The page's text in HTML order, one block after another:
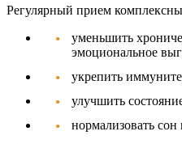
Регулярный прием
уменьшить
эмоциональное
укрепить
улучшить
нормализовать